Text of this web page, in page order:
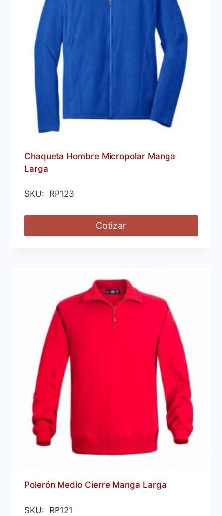
Chaqueta Hombre Micropolar Manga
Larga
SKU: RP123
Cotizar
Polerón Medio Cierre Manga Larga
SKU: RP121